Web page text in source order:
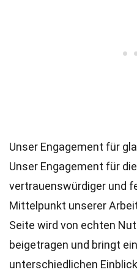
Unser Engagement für
Unser Engagement für
vertrauenswürdiger und
Mittelpunkt unserer
Seite wird von echten
beigetragen und bringt
unterschiedlichen